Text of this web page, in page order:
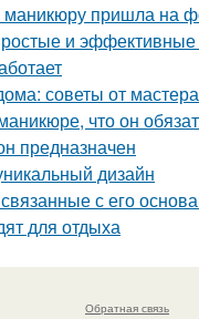
пришла на
и
советы от
что он
предназначен
дизайн
с его
для отдыха
Обратная связь